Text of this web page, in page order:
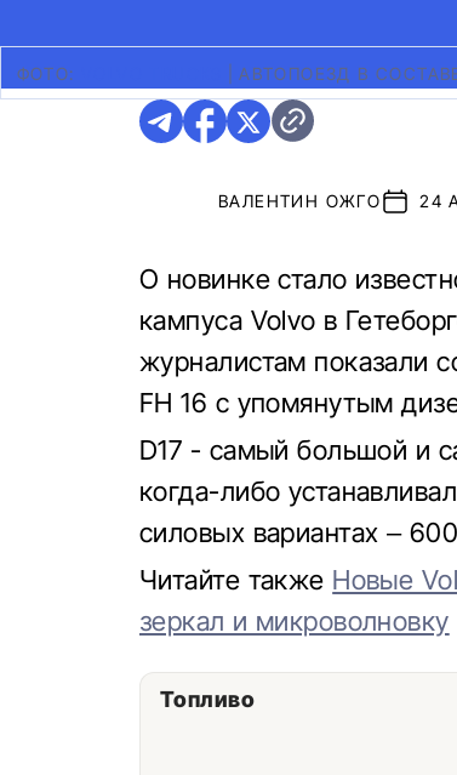
ФОТО: АВТОПОЕЗД В СОСТАВЕ
ВАЛЕНТИН ОЖГО 24
О новинке стало
кампуса Volvo в
журналистам показали
FH 16 с упомянутым
D17 - самый большой и
когда-либо
силовых вариантах –
Читайте также Новые
зеркал и микроволновку
Топливо